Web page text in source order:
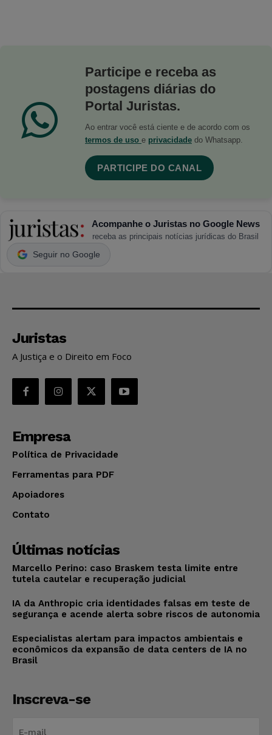
Participe e receba as
postagens diárias do
Portal Juristas.
Ao entrar você está ciente e de acordo com os
termos de uso e privacidade do Whatsapp.
PARTICIPE DO CANAL
Acompanhe o Juristas no Google News
receba as principais notícias jurídicas do Brasil
Seguir no Google
Juristas
A Justiça e o Direito em Foco
Empresa
Política de Privacidade
Ferramentas para PDF
Apoiadores
Contato
Últimas notícias
Marcello Perino: caso Braskem testa limite entre
tutela cautelar e recuperação judicial
IA da Anthropic cria identidades falsas em teste de
segurança e acende alerta sobre riscos de autonomia
Especialistas alertam para impactos ambientais e
econômicos da expansão de data centers de IA no
Brasil
Inscreva-se